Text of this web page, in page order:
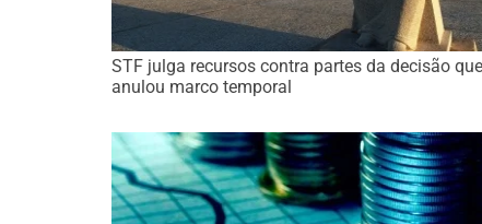
STF julga recursos contra partes da decisão que
anulou marco temporal